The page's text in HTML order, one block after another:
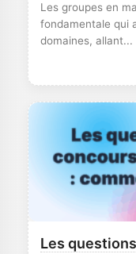
Les groupes en
fondamentale qui
domaines, allant...
Les